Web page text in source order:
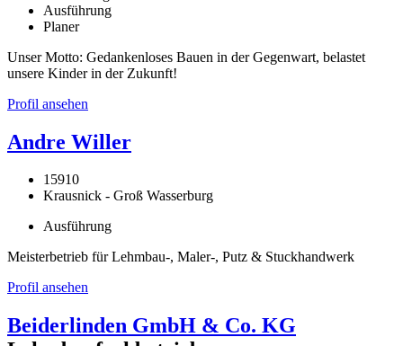
Ausführung
Planer
Unser Motto: Gedankenloses Bauen in der Gegenwart, belastet
unsere Kinder in der Zukunft!
Profil ansehen
Andre Willer
15910
Krausnick - Groß Wasserburg
Ausführung
Meisterbetrieb für Lehmbau-, Maler-, Putz & Stuckhandwerk
Profil ansehen
Beiderlinden GmbH & Co. KG